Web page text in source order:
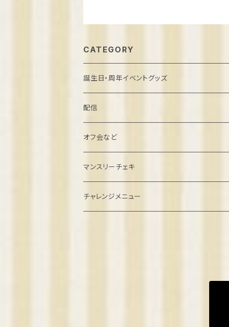
CATEGORY
誕生日・周年イベントグッズ
葉月しいな誕生日2022
北村こむぎ誕生日2022
璃雲ゆぅい誕生日2022
餅望きなこ誕生日2022
配信
オフ会など
忘年会クラファン
オフ会参加
マンスリーチェキ
２０２４年８月
チャレンジメニュー